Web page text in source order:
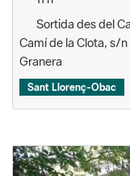
Sortida des del
Camí de la Clota, s/n
Granera
Sant Llorenç-Obac